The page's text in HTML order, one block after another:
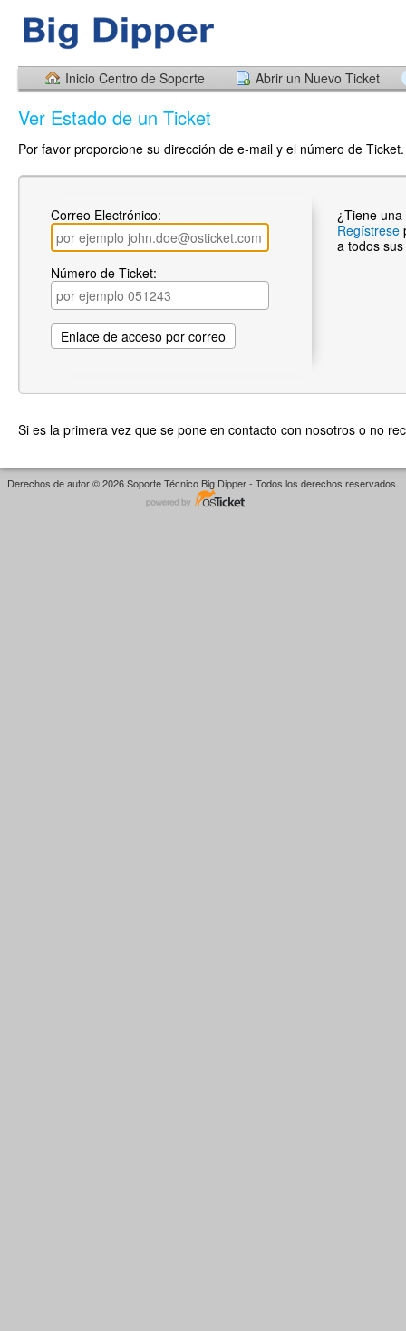
Inicio Centro de Soporte Abrir un Nuevo Ticket
Ver Estado de un Ticket
Por favor proporcione su dirección de e-mail y el número de
Correo Electrónico:
Número de Ticket:
¿Tiene
Regístrese
a todos
Si es la primera vez que se pone en contacto con nosotros o no
Derechos de autor © 2026 Soporte Técnico Big Dipper - Todos los derechos reservados.